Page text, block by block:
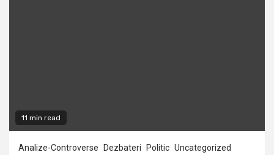
11 min read
Analize-Controverse Dezbateri Politic Uncategorized